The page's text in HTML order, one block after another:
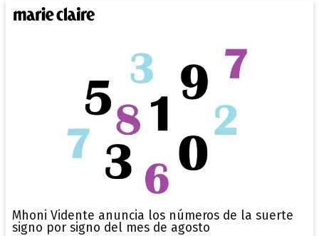
Mhoni Vidente anuncia los números de la suerte
signo por signo del mes de agosto